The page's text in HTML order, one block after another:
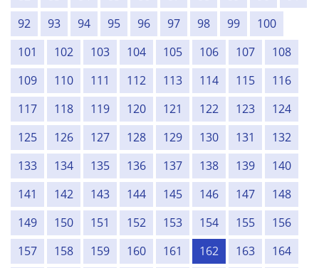
92
93 94 95 96 97 98 99
100
101
102 103 104 105 106 107
108
109
110 111 112 113 114 115
116
117
118 119 120 121 122 123
124
125
126 127 128 129 130 131
132
133
134 135 136 137 138 139
140
141
142 143 144 145 146 147
148
149
150 151 152 153 154 155
156
157
158 159 160 161 162 163
164